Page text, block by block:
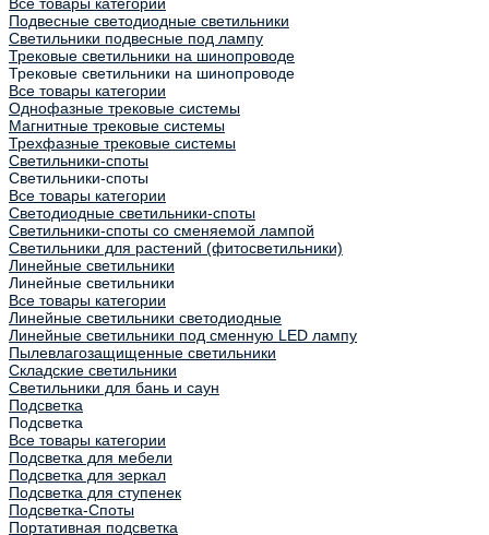
Подвесные светодиодные светильники
Светильники подвесные под лампу
Трековые светильники на шинопроводе
Трековые светильники на шинопроводе
Все товары категории
Однофазные трековые системы
Магнитные трековые системы
Трехфазные трековые системы
Светильники-споты
Светильники-споты
Все товары категории
Светодиодные светильники-споты
Светильники-споты со сменяемой лампой
Светильники для растений (фитосветильники)
Линейные светильники
Линейные светильники
Все товары категории
Линейные светильники светодиодные
Линейные светильники под сменную LED лампу
Пылевлагозащищенные светильники
Складские светильники
Светильники для бань и саун
Подсветка
Подсветка
Все товары категории
Подсветка для мебели
Подсветка для зеркал
Подсветка для ступенек
Подсветка-Споты
Портативная подсветка